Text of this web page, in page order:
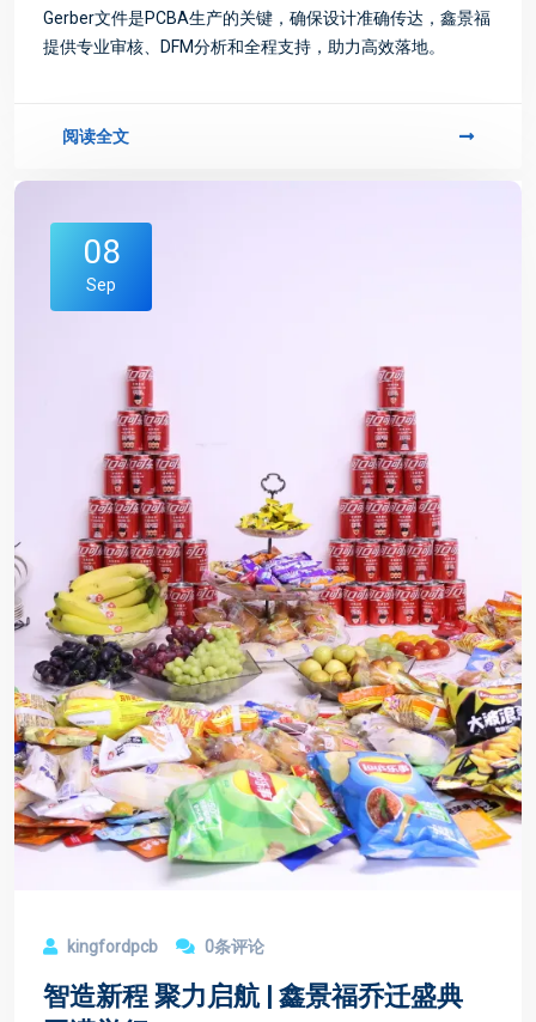
Gerber文件是PCBA生产的关键，确保设计准确传达，鑫景福
提供专业审核、DFM分析和全程支持，助力高效落地。
阅读全文
08
Sep
kingfordpcb 0条评论
智造新程 聚力启航 | 鑫景福乔迁盛典